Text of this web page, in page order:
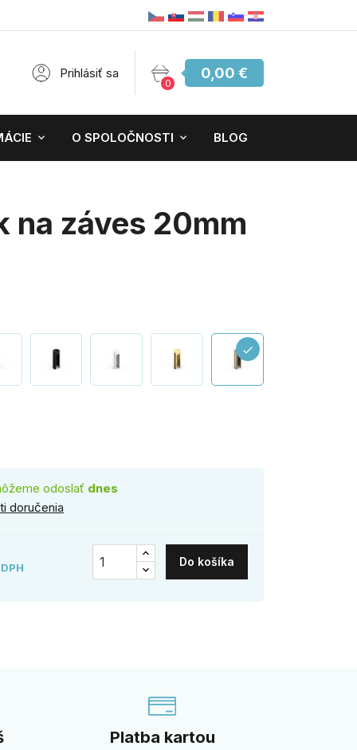
Prihlásiť sa
0
0,00 €
O SPOLOČNOSTI BLOG
na záves 20mm
check
odoslať dnes
doručenia
Do košíka
Platba kartou